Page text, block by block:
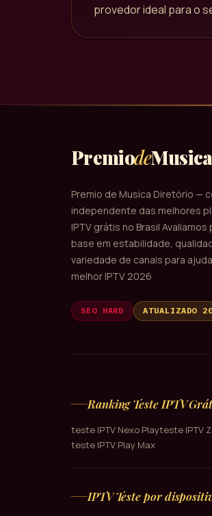
provedor ideal para o
PremiodeMusica
Premio de Musica Diretório —
independente das melhores
IPTV grátis no Brasil
base em estabilidade,
variedade de canais para
melhor IPTV 2026
SEO HARD ATUALIZADO
Ranking Teste IPTV
teste IPTV Nexo Playteste IPTV
teste IPTV Play Max
IPTV Teste por